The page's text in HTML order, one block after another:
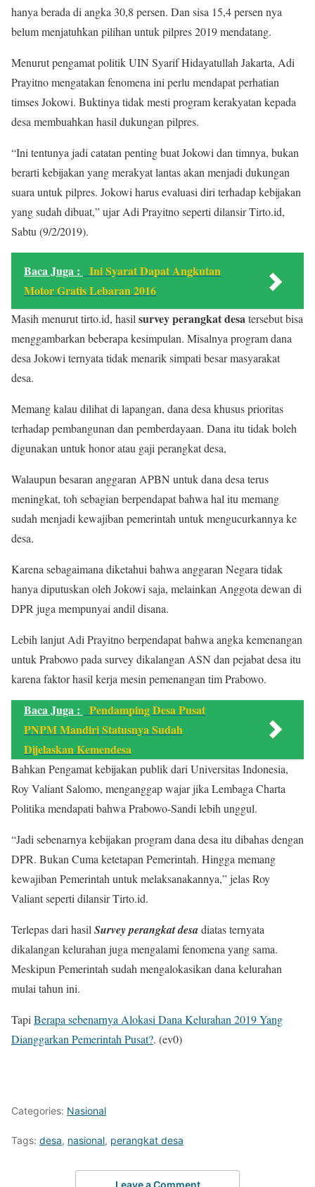
hanya berada di angka 30,8 persen. Dan sisa 15,4 persen nya
belum menjatuhkan pilihan untuk pilpres 2019 mendatang.
Menurut pengamat politik UIN Syarif Hidayatullah Jakarta, Adi
Prayitno mengatakan fenomena ini perlu mendapat perhatian
timses Jokowi. Buktinya tidak mesti program kerakyatan kepada
desa membuahkan hasil dukungan pilpres.
“Ini tentunya jadi catatan penting buat Jokowi dan timnya, bukan
berarti kebijakan yang merakyat lantas akan menjadi dukungan
suara untuk pilpres. Jokowi harus evaluasi diri terhadap kebijakan
yang sudah dibuat,” ujar Adi Prayitno seperti dilansir Tirto.id,
Sabtu (9/2/2019).
Baca Juga :
Ini Syarat Dapat Angkutan
Motor Gratis Lebaran 2016
Masih menurut tirto.id, hasil survey perangkat desatersebut bisa
menggambarkan beberapa kesimpulan. Misalnya program dana
desa Jokowi ternyata tidak menarik simpati besar masyarakat
desa.
Memang kalau dilihat di lapangan, dana desa khusus prioritas
terhadap pembangunan dan pemberdayaan. Dana itu tidak boleh
digunakan untuk honor atau gaji perangkat desa,
Walaupun besaran anggaran APBN untuk dana desa terus
meningkat, toh sebagian berpendapat bahwa hal itu memang
sudah menjadi kewajiban pemerintah untuk mengucurkannya ke
desa.
Karena sebagaimana diketahui bahwa anggaran Negara tidak
hanya diputuskan oleh Jokowi saja, melainkan Anggota dewan di
DPR juga mempunyai andil disana.
Lebih lanjut Adi Prayitno berpendapat bahwa angka kemenangan
untuk Prabowo pada survey dikalangan ASN dan pejabat desa itu
karena faktor hasil kerja mesin pemenangan tim Prabowo.
Baca Juga :
Pendamping Desa Pusat
PNPM Mandiri Statusnya Sudah
Dijelaskan Kemendesa
Bahkan Pengamat kebijakan publik dari Universitas Indonesia,
Roy Valiant Salomo, menganggap wajar jika Lembaga Charta
Politika mendapati bahwa Prabowo-Sandi lebih unggul.
“Jadi sebenarnya kebijakan program dana desa itu dibahas dengan
DPR. Bukan Cuma ketetapan Pemerintah. Hingga memang
kewajiban Pemerintah untuk melaksanakannya,” jelas Roy
Valiant seperti dilansir Tirto.id.
Terlepas dari hasil Survey perangkat desadiatas ternyata
dikalangan kelurahan juga mengalami fenomena yang sama.
Meskipun Pemerintah sudah mengalokasikan dana kelurahan
mulai tahun ini.
Tapi Berapa sebenarnya Alokasi Dana Kelurahan 2019 Yang
Dianggarkan Pemerintah Pusat?. (ev0)
Categories: Nasional
Tags: desa, nasional, perangkat desa
Leave a Comment